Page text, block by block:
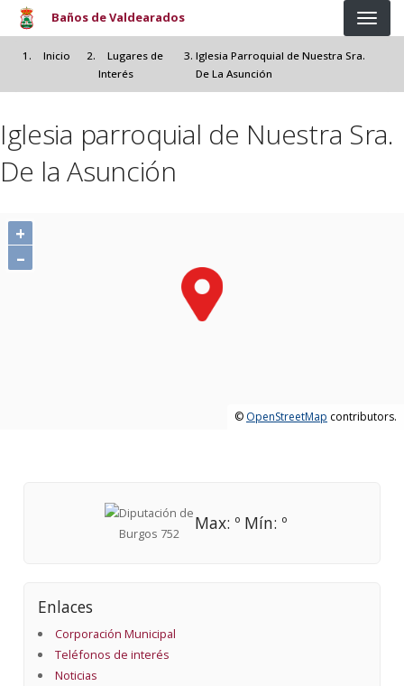
Pasar al contenido principal
Baños de Valdearados
Inicio
Lugares de
Interés
Iglesia Parroquial de Nuestra Sra.
De La Asunción
Iglesia parroquial de Nuestra Sra.
De la Asunción
+
–
© OpenStreetMap contributors.
Max: º Mín: º
Enlaces
Corporación Municipal
Teléfonos de interés
Noticias